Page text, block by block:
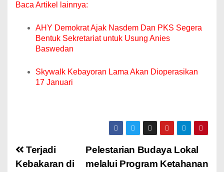
Baca Artikel lainnya:
AHY Demokrat Ajak Nasdem Dan PKS Segera
Bentuk Sekretariat untuk Usung Anies
Baswedan
Skywalk Kebayoran Lama Akan Dioperasikan
17 Januari
Pelestarian Budaya Lokal
melalui Program Ketahanan
Terjadi
Kebakaran di